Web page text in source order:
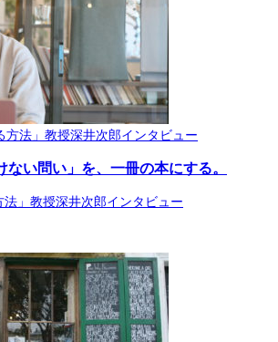
ない問い」を、一冊の本にする。
法」教授深井次郎インタビュー